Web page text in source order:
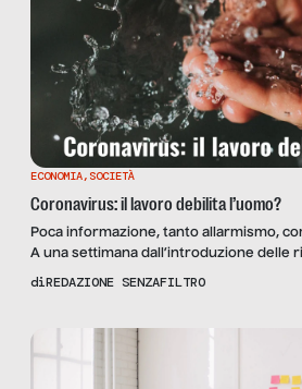
ECONOMIA, SOCIETÀ
Coronavirus: il lavoro debilita l’uomo?
Poca informazione, tanto allarmismo,
A una settimana dall’introduzione delle
politiche e sanitarie per l’allerta
lezione di Zaia e Fontana: una politica di
portavoce – di Frediano […]
diREDAZIONE SENZAFILTRO